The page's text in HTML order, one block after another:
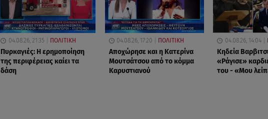
04.08.26, 21:35 ΠΟΛΙΤΙΚΗ
Πυρκαγιές: Η ερημοποίηση
της περιφέρειας καίει τα
δάση
04.08.26, 17:20 ΠΟΛΙΤΙΚΗ
Αποχώρησε και η Κατερίνα
Μουτσάτσου από το κόμμα
Καρυστιανού
04.08.26, 14:04
Κηδεία
«Ράγισε»
του - «Μου